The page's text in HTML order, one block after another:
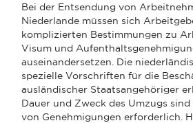
Bei der Entsendung von
Niederlande müssen sich
komplizierten Bestimmungen zu
Visum und
auseinandersetzen. Die
spezielle Vorschriften für die
ausländischer Staatsangehöriger
Dauer und Zweck des Umzugs
von Genehmigungen erforderlich.